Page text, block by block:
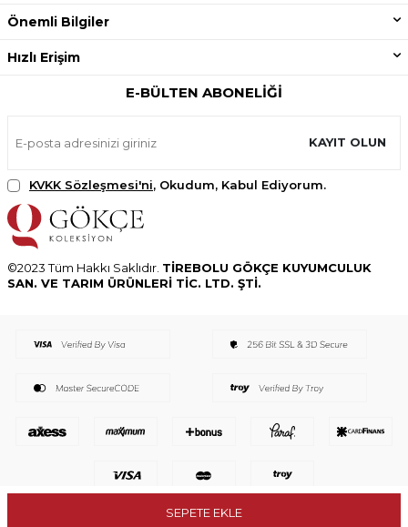
SEPETE EKLE
Önemli Bilgiler
Hızlı Erişim
E-BÜLTEN ABONELIĞI
KAYIT OLUN
KVKK Sözleşmesi'ni, Okudum, Kabul Ediyorum.
©2023 Tüm Hakkı Saklıdır. TİREBOLU GÖKÇE KUYUMCULUK
SAN. VE TARIM ÜRÜNLERİ TİC. LTD. ŞTİ.
E-Ticaret Sistemleriyle Hazırlanmıştır.